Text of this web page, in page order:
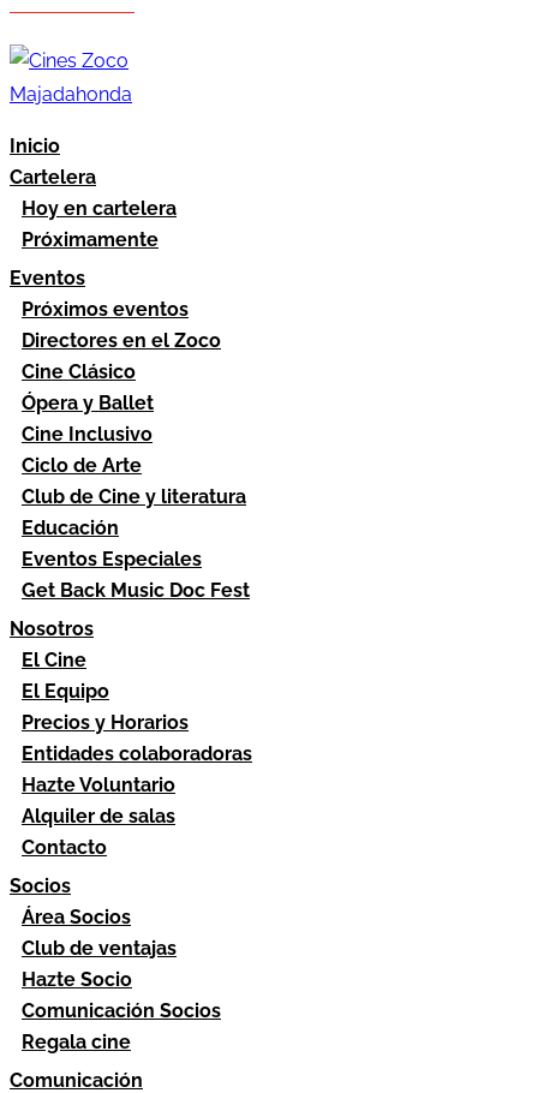
Inicio
Cartelera
Hoy en cartelera
Próximamente
Eventos
Próximos eventos
Directores en el Zoco
Cine Clásico
Ópera y Ballet
Cine Inclusivo
Ciclo de Arte
Club de Cine y literatura
Educación
Eventos Especiales
Get Back Music Doc Fest
Nosotros
El Cine
El Equipo
Precios y Horarios
Entidades colaboradoras
Hazte Voluntario
Alquiler de salas
Contacto
Socios
Área Socios
Club de ventajas
Hazte Socio
Comunicación Socios
Regala cine
Comunicación